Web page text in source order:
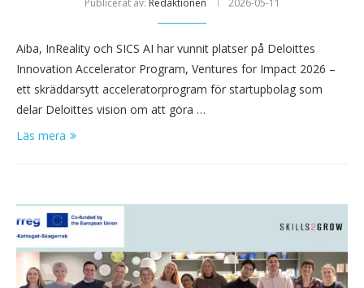
Publicerat av: Redaktionen 2026-05-11
Aiba, InReality och SICS AI har vunnit platser på Deloittes
Innovation Accelerator Program, Ventures for Impact 2026 –
ett skräddarsytt acceleratorprogram för startupbolag som
delar Deloittes vision om att göra …
Läs mera